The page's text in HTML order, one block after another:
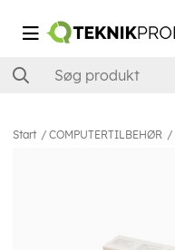
Start COMPUTERTILBEHØR